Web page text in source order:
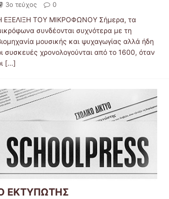
3ο τεύχος 0
ΕΞΕΛΙΞΗ ΤΟΥ ΜΙΚΡΟΦΩΝΟΥ Σήμερα, τα
συνδέονται συχνότερα με τη
μουσικής και ψυχαγωγίας αλλά ήδη
συσκευές χρονολογούνται από το 1600, όταν
[...]
ΕΚΤΥΠΩΤΗΣ